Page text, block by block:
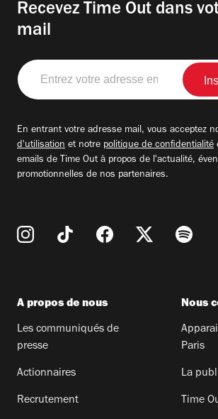
Recevez Time Out dans
mail
Entrez
votre
adresse
En entrant votre adresse mail, vous acceptez
d'utilisation et notre politique de confidentialité
emails de Time Out à propos de l'actualité,
promotionnelles de nos partenaires.
A propos de nous
Les communiqués de
presse
Actionnaires
Recrutement
Nous
Paris
La
Time